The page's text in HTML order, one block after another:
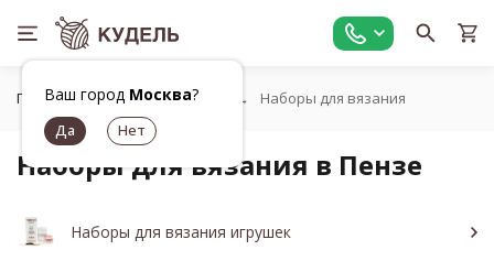
Ваш город Москва?
Главная Все для вязания Наборы для вязания
Наборы для вязания в Пензе
Наборы для вязания игрушек